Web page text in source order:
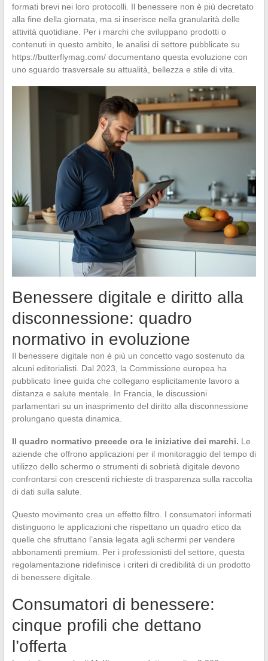
formati brevi nei loro protocolli. Il benessere non è più decretato
alla fine della giornata, ma si inserisce nella granularità delle
attività quotidiane. Per i marchi che sviluppano prodotti o
contenuti in questo ambito, le analisi di settore pubblicate su
https://butterflymag.com/ documentano questa evoluzione con
uno sguardo trasversale su attualità, bellezza e stile di vita.
Benessere digitale e diritto alla
disconnessione: quadro
normativo in evoluzione
Il benessere digitale non è più un concetto vago sostenuto da
alcuni editorialisti. Dal 2023, la Commissione europea ha
pubblicato linee guida che collegano esplicitamente lavoro a
distanza e salute mentale. In Francia, le discussioni
parlamentari su un inasprimento del diritto alla disconnessione
prolungano questa dinamica.
Il quadro normativo precede ora le iniziative dei marchi. Le
aziende che offrono applicazioni per il monitoraggio del tempo di
utilizzo dello schermo o strumenti di sobrietà digitale devono
confrontarsi con crescenti richieste di trasparenza sulla raccolta
di dati sulla salute.
Questo movimento crea un effetto filtro. I consumatori informati
distinguono le applicazioni che rispettano un quadro etico da
quelle che sfruttano l’ansia legata agli schermi per vendere
abbonamenti premium. Per i professionisti del settore, questa
regolamentazione ridefinisce i criteri di credibilità di un prodotto
di benessere digitale.
Consumatori di benessere:
cinque profili che dettano
l’offerta